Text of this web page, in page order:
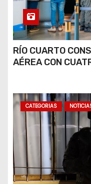
RÍO CUARTO
AÉREA CON
CATEGORIAS